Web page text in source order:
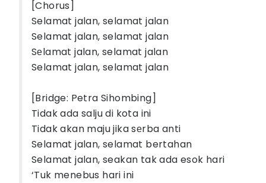
[Chorus]
Selamat jalan, selamat jalan
Selamat jalan, selamat jalan
Sеlamat jalan, selamat jalan
Selamat jalan, selamat jalan
[Bridge: Petra Sihombing]
Tidak ada salju di kota ini
Tidak akan maju jika sеrba anti
Selamat jalan, selamat bertahan
Selamat jalan, seakan tak ada esok hari
‘Tuk menebus hari ini